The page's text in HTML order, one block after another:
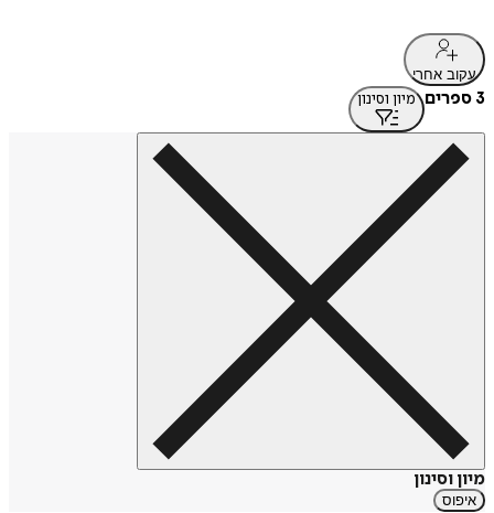
עקוב אחרי
3 ספרים מיון וסינון
מיון וסינון
איפוס